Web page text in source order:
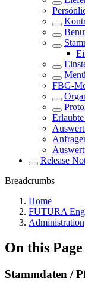
FBG-
Release
Breadcrumbs
Home
FUTURA
Administration
On this Page
Stammdaten /